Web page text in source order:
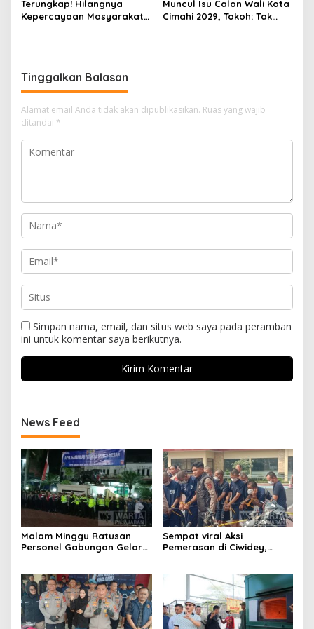
Terungkap! Hilangnya
Kepercayaan Masyarakat
Muncul Isu Calon Wali Kota
Cimahi 2029, Tokoh: Tak
Tinggalkan Balasan
Alamat email Anda tidak akan dipublikasikan. Ruas yang wajib
ditandai *
Simpan nama, email, dan situs web saya pada peramban
ini untuk komentar saya berikutnya.
News Feed
Malam Minggu Ratusan
Personel Gabungan Gelar
Sempat viral Aksi
Pemerasan di Ciwidey,